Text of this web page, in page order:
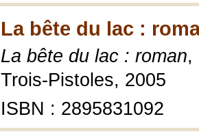
La bête du lac :
La bête du lac : roman,
Trois-Pistoles, 2005
ISBN : 2895831092